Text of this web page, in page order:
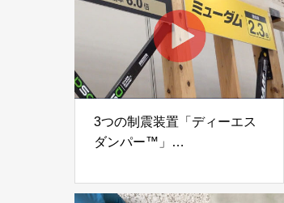
3つの制震装置「ディーエス
ダンパー™」
プ®」